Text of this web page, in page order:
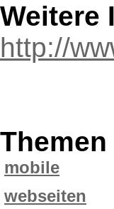
Weitere
http://
mobile
webseiten